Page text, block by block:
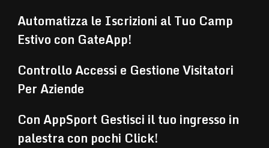
Automatizza le Iscrizioni al Tuo Camp
Estivo con GateApp!
Controllo Accessi e Gestione Visitatori
Per Aziende
Con AppSport Gestisci il tuo ingresso in
palestra con pochi Click!